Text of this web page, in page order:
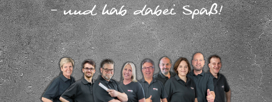
– und hab dabei Spaß!